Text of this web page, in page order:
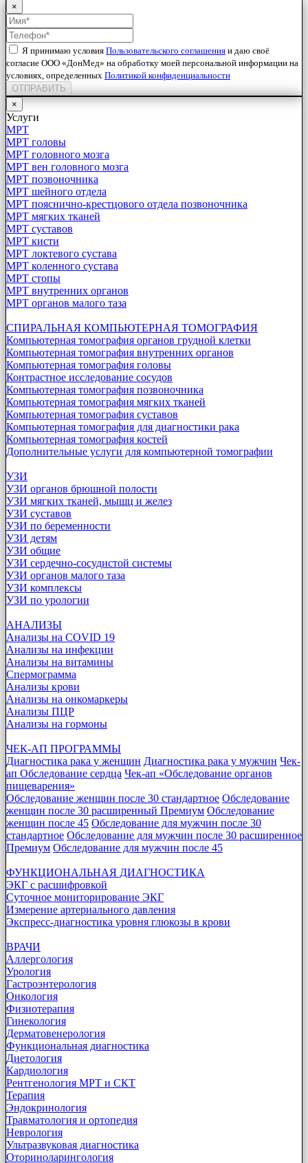
×
Я принимаю условия Пользовательского соглашения и даю своё
согласие ООО «ДонМед» на обработку моей персональной информации на
условиях, определенных Политикой конфиденциальности
ОТПРАВИТЬ
×
Услуги
МРТ
МРТ головы
МРТ головного мозга
МРТ вен головного мозга
МРТ позвоночника
МРТ шейного отдела
МРТ пояснично-крестцового отдела позвоночника
МРТ мягких тканей
МРТ суставов
МРТ кисти
МРТ локтевого сустава
МРТ коленного сустава
МРТ стопы
МРТ внутренних органов
МРТ органов малого таза
СПИРАЛЬНАЯ КОМПЬЮТЕРНАЯ ТОМОГРАФИЯ
Компьютерная томография органов грудной клетки
Компьютерная томография внутренних органов
Компьютерная томография головы
Контрастное исследование сосудов
Компьютерная томография позвоночника
Компьютерная томография мягких тканей
Компьютерная томография суставов
Компьютерная томография для диагностики рака
Компьютерная томография костей
Дополнительные услуги для компьютерной томографии
УЗИ
УЗИ органов брюшной полости
УЗИ мягких тканей, мышц и желез
УЗИ суставов
УЗИ по беременности
УЗИ детям
УЗИ общие
УЗИ сердечно-сосудистой системы
УЗИ органов малого таза
УЗИ комплексы
УЗИ по урологии
АНАЛИЗЫ
Анализы на COVID 19
Анализы на инфекции
Анализы на витамины
Спермограмма
Анализы крови
Анализы на онкомаркеры
Анализы ПЦР
Анализы на гормоны
ЧЕК-АП ПРОГРАММЫ
Диагностика рака у женщин Диагностика рака у мужчин Чек-
ап Обследование сердца Чек-ап «Обследование органов
пищеварения»
Обследование женщин после 30 стандартное Обследование
женщин после 30 расширенный Премиум Обследование
женщин после 45 Обследование для мужчин после 30
стандартное Обследование для мужчин после 30 расширенное
Премиум Обследование для мужчин после 45
ФУНКЦИОНАЛЬНАЯ ДИАГНОСТИКА
ЭКГ с расшифровкой
Суточное мониторирование ЭКГ
Измерение артериального давления
Экспресс-диагностика уровня глюкозы в крови
ВРАЧИ
Аллергология
Урология
Гастроэнтерология
Онкология
Физиотерапия
Гинекология
Дерматовенерология
Функциональная диагностика
Диетология
Кардиология
Рентгенология МРТ и СКТ
Терапия
Эндокринология
Травматология и ортопедия
Неврология
Ультразвуковая диагностика
Оториноларингология